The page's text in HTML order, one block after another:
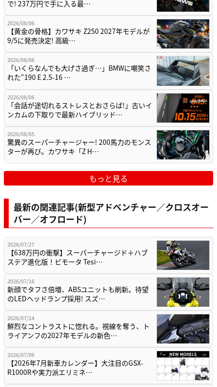
で! 237万円で手に入る最…
2026/08/06
【黄金の骨格】カワサキ Z250 2027年モデルが
9/5に発売決定! 高級…
2026/08/06
「いくらなんでも大げさ過ぎ…」BMWに嘲笑さ
れた“190 E 2.5-16 …
2026/08/06
「会話が途切れるストレスとおさらば!」古いイ
ンカムの下取りで最新ハイブリッド…
2026/08/05
驚異のスーパーチャージャー! 200馬力のモンス
ターが再び。カワサキ「Z H…
もっと見る
最新の関連記事(新型アドベンチャー／クロスオー
バー／オフロード)
2026/07/27
【638万円の衝撃】スーパーチャージド＋ハブ
ステア進化版！ビモータ Tesi…
2026/07/16
新顔でタフさ倍増、ABSユニットも刷新。待望
のLEDヘッドランプ採用! スズ…
2026/07/14
鮮烈なコントラストに惚れる。視線を奪う、ト
ライアンフの2027年モデルの新色…
2026/07/09
【2026年7月新車カレンダー】大注目のGSX-
R1000Rや実力派エリミネ…